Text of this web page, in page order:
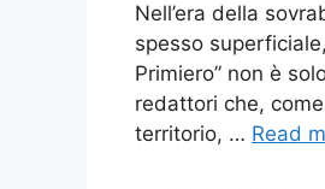
Nell’era della
spesso
Primiero” non è
redattori che,
territorio, … Read